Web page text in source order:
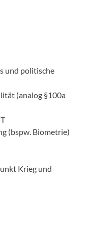
und politische
(analog §100a
(bspw. Biometrie)
Krieg und